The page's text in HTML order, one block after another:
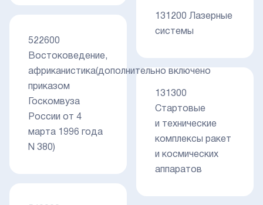
522600
Востоковедение,
африканистика(дополнительно включено
приказом
Госкомвуза
России от 4
марта 1996 года
N 380)
131200 Лазерные
системы
131300
Стартовые
и технические
комплексы ракет
и космических
аппаратов